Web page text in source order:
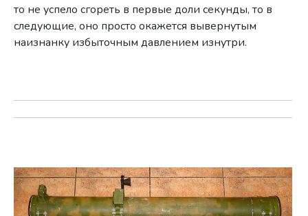
то не успело сгореть в первые доли секунды, то в
следующие, оно просто окажется вывернутым
наизнанку избыточным давлением изнутри.